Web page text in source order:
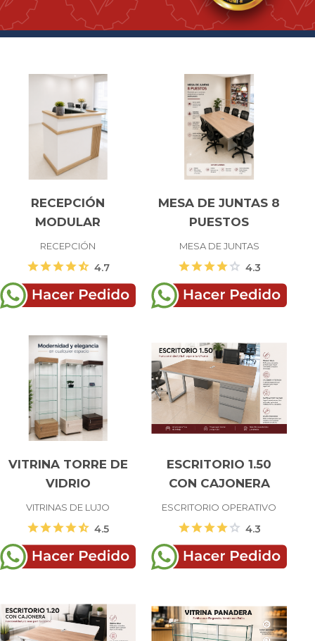
RECEPCIÓN
MODULAR
RECEPCIÓN
starstarstarstarstar_half 4.7
MESA DE JUNTAS 8
PUESTOS
MESA DE JUNTAS
starstarstarstarstar 4.3
VITRINA TORRE DE
VIDRIO
VITRINAS DE LUJO
starstarstarstarstar_half 4.5
ESCRITORIO 1.50
CON CAJONERA
ESCRITORIO OPERATIVO
starstarstarstarstar 4.3